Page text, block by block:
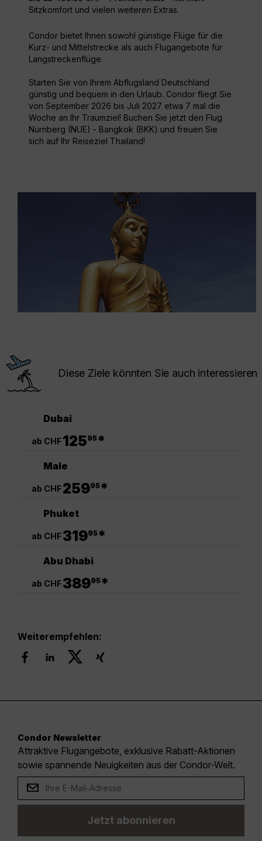
Sitzkomfort und vielen weiteren Extras.
Condor bietet Ihnen sowohl günstige Flüge für die
Kurz- und Mittelstrecke als auch Flugangebote für
Langstreckenflüge.
Starten Sie von Ihrem Abflugsland Deutschland
günstig und bequem in den Urlaub. Condor fliegt Sie
von September 2026 bis Juli 2027 etwa 7 mal die
Woche an Ihr Traumziel! Buchen Sie jetzt den Flug
Nürnberg (NUE) - Bangkok (BKK) und freuen Sie
sich auf Ihr Reiseziel Thailand!
Diese Ziele könnten Sie auch interessieren
Dubai
ab CHF12595*
Male
ab CHF25995*
Phuket
ab CHF31995*
Abu Dhabi
ab CHF38995*
Weiterempfehlen:
Condor Newsletter
Attraktive Flugangebote, exklusive Rabatt-Aktionen
sowie spannende Neuigkeiten aus der Condor-Welt.
Jetzt abonnieren